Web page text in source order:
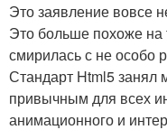
Это заявление вовсе
Это больше похоже на
смирилась с не особо
Стандарт Html5 занял
привычным для всех
анимационного и